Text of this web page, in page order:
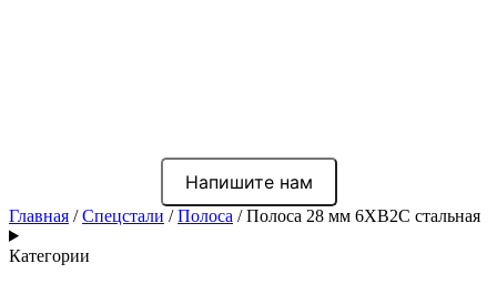
Напишите нам
Главная /Спецстали /Полоса / Полоса 28 мм 6ХВ2С стальная
Категории